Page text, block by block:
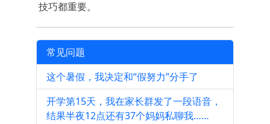
技巧都重要。
常见问题
这个暑假，我决定和“假努力”分手了
开学第15天，我在家长群发了一段语音，
结果半夜12点还有37个妈妈私聊我……